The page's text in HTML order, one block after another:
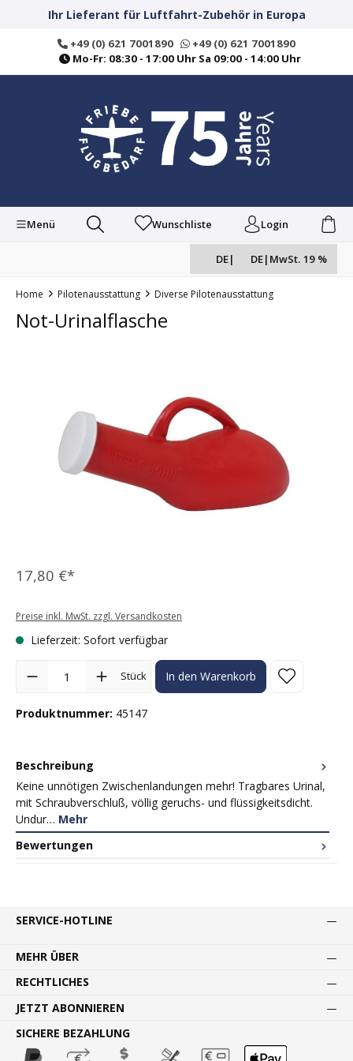
springenIhr Lieferant für Luftfahrt-Zubehör in Europa
+49 (0) 621 7001890
+49 (0) 621 7001890
Mo-Fr: 08:30 - 17:00 Uhr Sa 09:00 - 14:00 Uhr
Menü Wunschliste Login
DE| DE| MwSt. 19 %
Home Pilotenausstattung Diverse Pilotenausstattung
Not-Urinalflasche
17,80 €*
Preise inkl. MwSt. zzgl. Versandkosten
Lieferzeit: Sofort verfügbar
Produkt Anzahl: Gib den gewünschten Wert ein oder benutze die
Stück In den Warenkorb
Produktnummer: 45147
Beschreibung
Keine unnötigen Zwischenlandungen mehr! Tragbares Urinal,
mit Schraubverschluß, völlig geruchs- und flüssigkeitsdicht.
Undur… Mehr
Bewertungen
SERVICE-HOTLINE
MEHR ÜBER
RECHTLICHES
JETZT ABONNIEREN
SICHERE BEZAHLUNG